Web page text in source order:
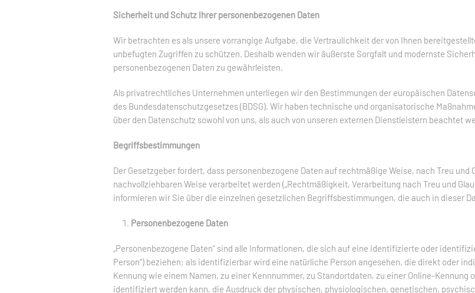
Sicherheit und Schutz Ihrer personenbezogenen Daten
Wir betrachten es als unsere vorrangige Aufgabe, die Vertraulichkeit der von Ihnen
unbefugten Zugriffen zu schützen. Deshalb wenden wir äußerste Sorgfalt und modernste
personenbezogenen Daten zu gewährleisten.
Als privatrechtliches Unternehmen unterliegen wir den Bestimmungen der europäischen
des Bundesdatenschutzgesetzes (BDSG). Wir haben technische und organisatorische
über den Datenschutz sowohl von uns, als auch von unseren externen Dienstleistern beachtet
Begriffsbestimmungen
Der Gesetzgeber fordert, dass personenbezogene Daten auf rechtmäßige Weise, nach Treu
nachvollziehbaren Weise verarbeitet werden („Rechtmäßigkeit, Verarbeitung nach Treu und
informieren wir Sie über die einzelnen gesetzlichen Begriffsbestimmungen, die auch in dieser
Personenbezogene Daten
„Personenbezogene Daten“ sind alle Informationen, die sich auf eine identifizierte oder
Person“) beziehen; als identifizierbar wird eine natürliche Person angesehen, die direkt oder
Kennung wie einem Namen, zu einer Kennnummer, zu Standortdaten, zu einer Online-Kennung
identifiziert werden kann, die Ausdruck der physischen, physiologischen, genetischen,